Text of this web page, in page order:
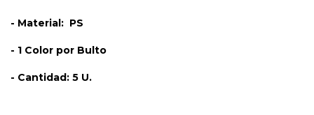
- Material: PS
- 1 Color por Bulto
- Cantidad: 5 U.